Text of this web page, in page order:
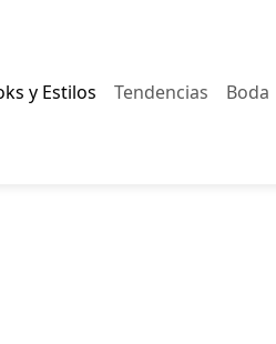
y Estilos Tendencias Boda